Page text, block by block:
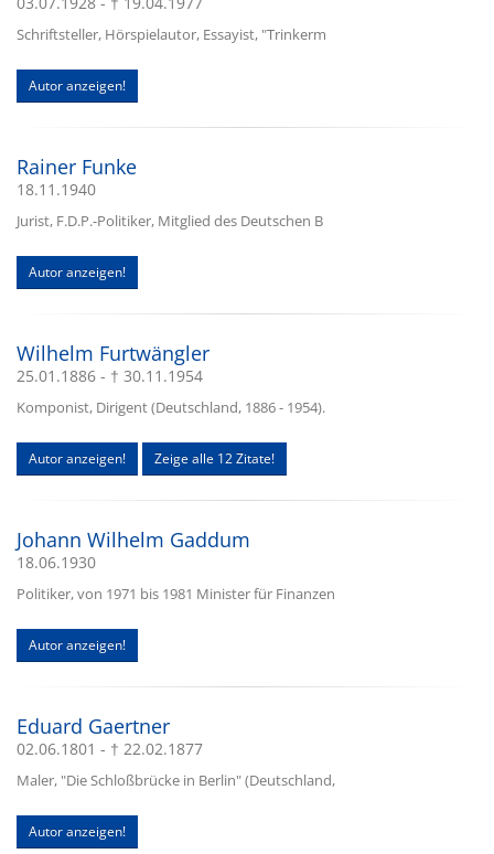
Schriftsteller, Hörspielautor, Essayist, "Trinkerm
Autor anzeigen!
Rainer Funke
18.11.1940
Jurist, F.D.P.-Politiker, Mitglied des Deutschen B
Autor anzeigen!
Wilhelm Furtwängler
25.01.1886 - † 30.11.1954
Komponist, Dirigent (Deutschland, 1886 - 1954).
Autor anzeigen! Zeige alle 12 Zitate!
Johann Wilhelm Gaddum
18.06.1930
Politiker, von 1971 bis 1981 Minister für Finanzen
Autor anzeigen!
Eduard Gaertner
02.06.1801 - † 22.02.1877
Maler, "Die Schloßbrücke in Berlin" (Deutschland,
Autor anzeigen!